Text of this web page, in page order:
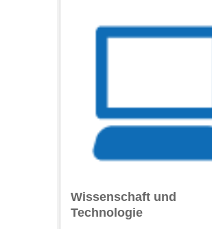
Wissenschaft und
Technologie